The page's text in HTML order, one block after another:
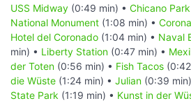
USS Midway (0:49 min) • Chicano Park
National Monument (1:08 min) •
Hotel del Coronado (1:04 min) • Naval
min) • Liberty Station (0:47 min) •
der Toten (0:56 min) • Fish Tacos
die Wüste (1:24 min) • Julian (0:39
State Park (1:19 min) • Kunst in der